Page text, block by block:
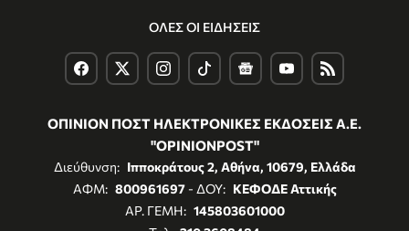
ΟΛΕΣ ΟΙ ΕΙΔΗΣΕΙΣ
ΟΠΙΝΙΟΝ ΠΟΣΤ ΗΛΕΚΤΡΟΝΙΚΕΣ ΕΚΔΟΣΕΙΣ Α.Ε.
"OPINIONPOST"
Διεύθυνση: Ιπποκράτους 2, Αθήνα, 10679, Ελλάδα
ΑΦΜ: 800961697- ΔΟΥ: ΚΕΦΟΔΕ Αττικής
ΑΡ. ΓΕΜΗ: 145803601000